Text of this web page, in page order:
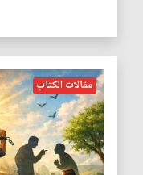
مقالات الكتاب